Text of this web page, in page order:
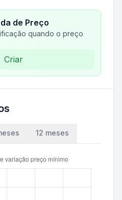
de Preço
quando o preço
Criar
12 meses